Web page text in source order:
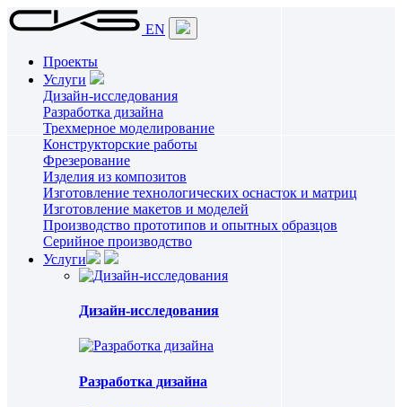
EN
Проекты
Услуги
Дизайн-исследования
Разработка дизайна
Трехмерное моделирование
Конструкторские работы
Фрезерование
Изделия из композитов
Изготовление технологических оснасток и матриц
Изготовление макетов и моделей
Производство прототипов и опытных образцов
Серийное производство
Услуги
Дизайн-исследования
Разработка дизайна